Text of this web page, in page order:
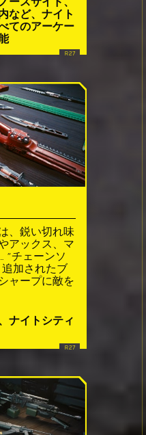
など、ナイト
てのアーケー
、鋭い切れ味
アックス、マ
“チェーンソ
加されたブ
ャープに敵を
ナイトシティ